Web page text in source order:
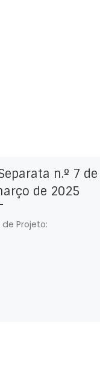
n.º 7
de 2025
de Projeto: